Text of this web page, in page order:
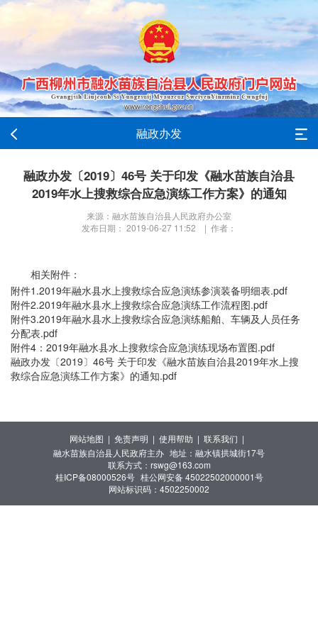
融政办发
融政办发〔2019〕46号 关于印发《融水苗族自治县
2019年水上搜救综合应急演练工作方案》的通知
来源：融水苗族自治县人民政府办公室
发布日期： 2019-06-27 11:52 | 作者：
相关附件：
附件1.2019年融水县水上搜救综合应急演练参演装备明细表.pdf
附件2.2019年融水县水上搜救综合应急演练工作流程图.pdf
附件3.2019年融水县水上搜救综合应急演练船舶、车辆及人员任务
分配表.pdf
附件4：2019年融水县水上搜救综合应急演练现场布置图.pdf
融政办发〔2019〕46号 关于印发《融水苗族自治县2019年水上搜
救综合应急演练工作方案》的通知.pdf
网站地图 | 免责声明 | 使用帮助 | 联系我们 |
融水苗族自治县人民政府主办 地址：融水镇拱城街17号
联系方式：rswg@163.com
桂ICP备08000526号 桂公网安备 45022502000001号
网站标识码：4502250002